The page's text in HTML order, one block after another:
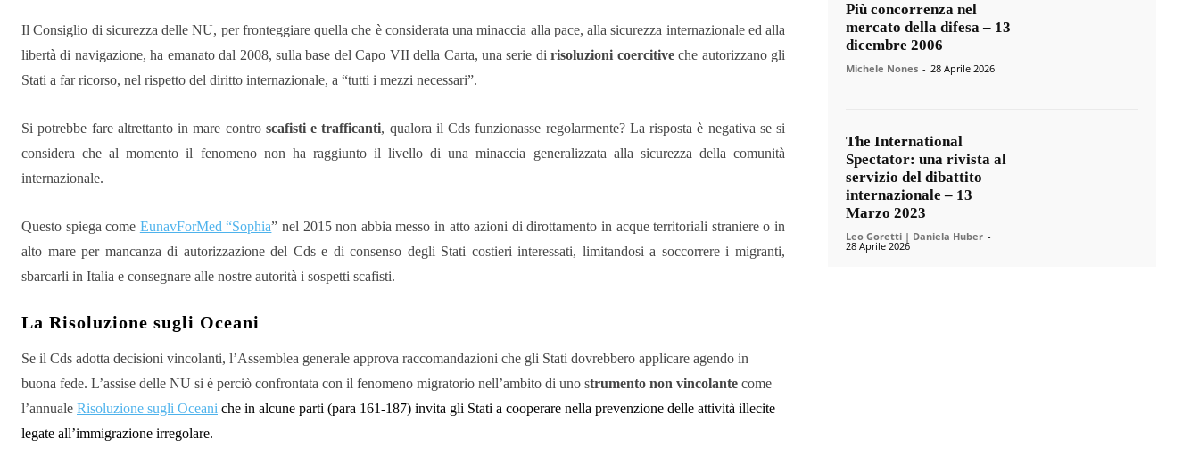
Il Consiglio di sicurezza delle NU, per fronteggiare quella che è considerata una minaccia alla pace, alla sicurezza internazionale ed alla
libertà di navigazione, ha emanato dal 2008, sulla base del Capo VII della Carta, una serie dirisoluzioni coercitiveche autorizzano gli
Stati a far ricorso, nel rispetto del diritto internazionale, a “tutti i mezzi necessari”.
Si potrebbe fare altrettanto in mare contro scafisti e trafficanti, qualora il Cds funzionasse regolarmente? La risposta è negativa se si
considera che al momento il fenomeno non ha raggiunto il livello di una minaccia generalizzata alla sicurezza della comunità
internazionale.
Questo spiega come EunavForMed “Sophia” nel 2015 non abbia messo in atto azioni di dirottamento in acque territoriali straniere o in
alto mare per mancanza di autorizzazione del Cds e di consenso degli Stati costieri interessati, limitandosi a soccorrere i migranti,
sbarcarli in Italia e consegnare alle nostre autorità i sospetti scafisti.
La Risoluzione sugli Oceani
Se il Cds adotta decisioni vincolanti, l’Assemblea generale approva raccomandazioni che gli Stati dovrebbero applicare agendo in
buona fede. L’assise delle NU si è perciò confrontata con il fenomeno migratorio nell’ambito di uno strumento non vincolante come
l’annuale Risoluzione sugli Oceani che in alcune parti (para 161-187) invita gli Stati a cooperare nella prevenzione delle attività illecite
legate all’immigrazione irregolare.
Più concorrenza nel
mercato della difesa – 13
dicembre 2006
Michele Nones - 28 Aprile 2026
The International
Spectator: una rivista al
servizio del dibattito
internazionale – 13
Marzo 2023
Leo Goretti | Daniela Huber -
28 Aprile 2026